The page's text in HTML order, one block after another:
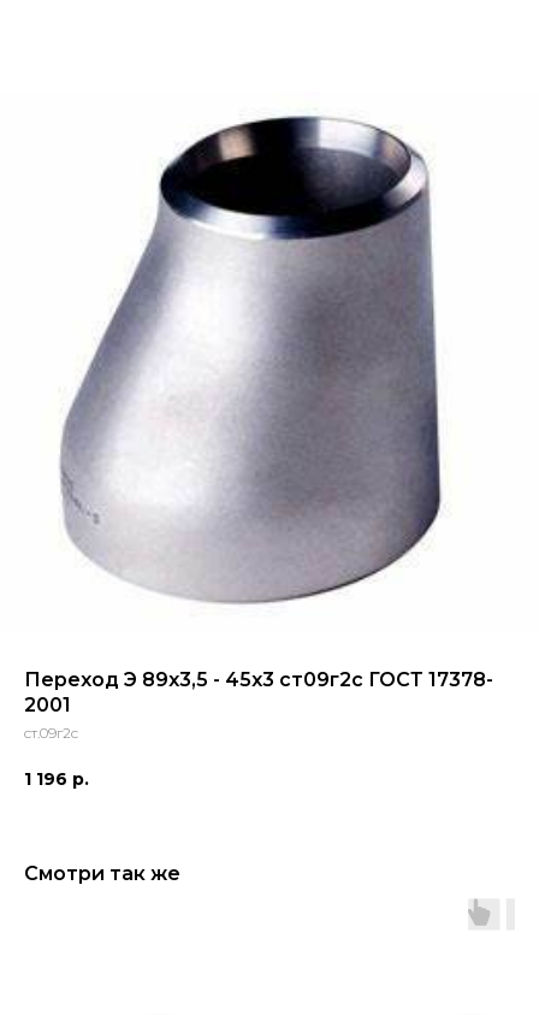
Переход Э 89x3,5 - 45x3 ст09г2с ГОСТ 17378-
2001
ст.09г2с
1 196 р.
Смотри так же